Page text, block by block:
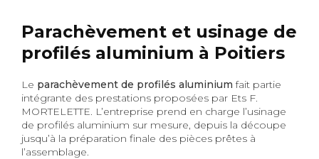
Parachèvement et usinage de
profilés aluminium à Poitiers
Le parachèvement de profilés aluminium fait partie
intégrante des prestations proposées par Ets F.
MORTELETTE. L’entreprise prend en charge l’usinage
de profilés aluminium sur mesure, depuis la découpe
jusqu’à la préparation finale des pièces prêtes à
l’assemblage.